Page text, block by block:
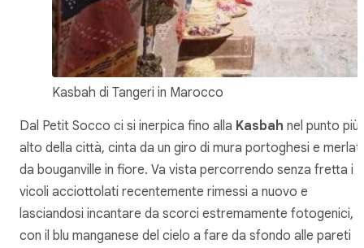
Kasbah di Tangeri in Marocco
Dal Petit Socco ci si inerpica fino alla Kasbah nel punto più
alto della città, cinta da un giro di mura portoghesi e
da bouganville in fiore. Va vista percorrendo senza fretta i
vicoli acciottolati recentemente rimessi a nuovo e
lasciandosi incantare da scorci estremamente fotogenici,
con il blu manganese del cielo a fare da sfondo alle pareti